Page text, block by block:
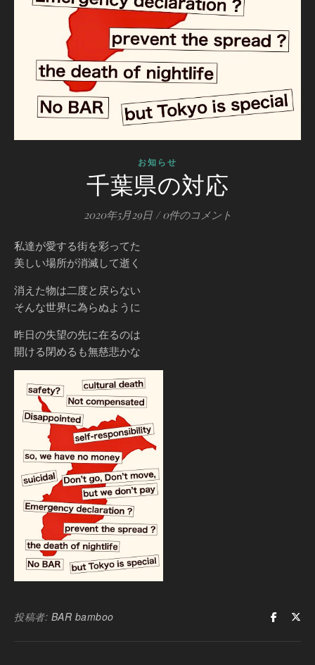
お知らせ
千葉県の対応
2020年5月29日 / 0件のコメント
私達が愛する街を彩ってた
美しい場所が消滅して逝く
消えた物は二度と戻らない
そんな世界に為らぬように
昨日の失望の先に在るのは
開ける閉めるも無慈悲かな
投稿者: BAR bamboo